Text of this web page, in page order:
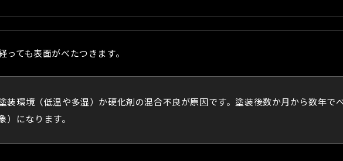
っても表面がべたつきます。
装環境（低温や多湿）か硬化剤の混合不良が原因です。塗装後数か月から数年で
）になります。